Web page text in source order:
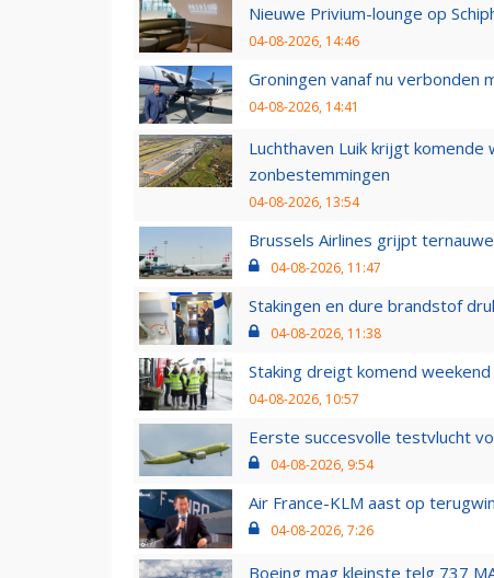
Nieuwe Privium-lounge op
04-08-2026, 14:46
Groningen vanaf nu verbonden
04-08-2026, 14:41
Luchthaven Luik krijgt
zonbestemmingen
04-08-2026, 13:54
Brussels Airlines grijpt
04-08-2026, 11:47
Stakingen en dure brandstof
04-08-2026, 11:38
Staking dreigt komend
04-08-2026, 10:57
Eerste succesvolle testvlucht
04-08-2026, 9:54
Air France-KLM aast op
04-08-2026, 7:26
Boeing mag kleinste telg 737